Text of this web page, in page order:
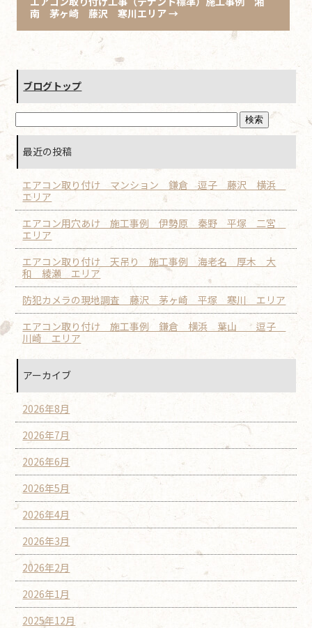
南 茅ヶ崎 藤沢 寒川エリア→
ブログトップ
最近の投稿
エアコン取り付け マンション 鎌倉 逗子 藤沢 横浜
エリア
エアコン用穴あけ 施工事例 伊勢原 秦野 平塚 二宮
エリア
エアコン取り付け 天吊り 施工事例 海老名 厚木 大
和 綾瀬 エリア
防犯カメラの現地調査 藤沢 茅ヶ崎 平塚 寒川 エリア
エアコン取り付け 施工事例 鎌倉 横浜 葉山 逗子
川崎 エリア
アーカイブ
2026年8月
2026年7月
2026年6月
2026年5月
2026年4月
2026年3月
2026年2月
2026年1月
2025年12月